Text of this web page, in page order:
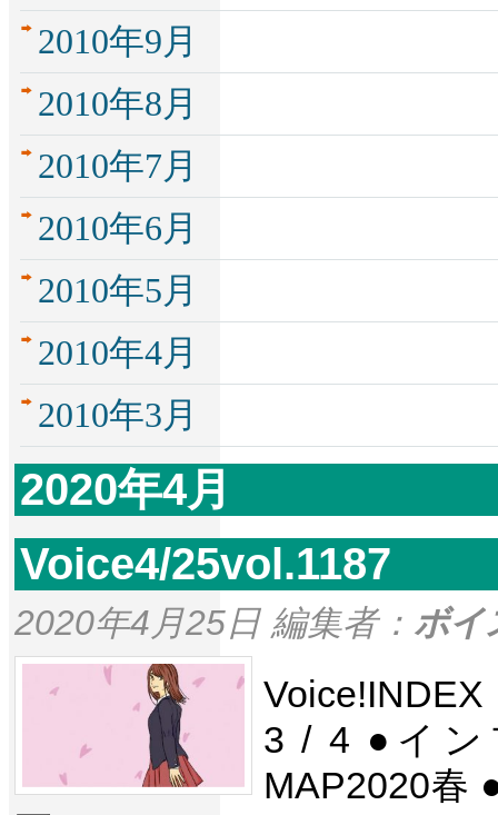
2010年9月
2010年8月
2010年7月
2010年6月
2010年5月
2010年4月
2010年3月
2020年4月
Voice4/25vol.1187
2020年4月25日 編集者： ボイ
3 / 4 ●イン
MAP2020春